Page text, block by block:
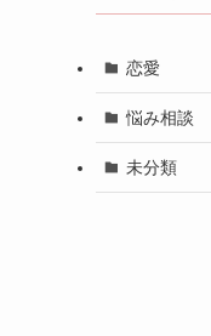
恋愛
悩み相談
未分類